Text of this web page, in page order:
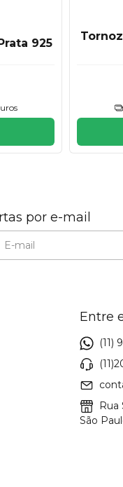
925
por e-mail
Entre
(11)
Rua
São